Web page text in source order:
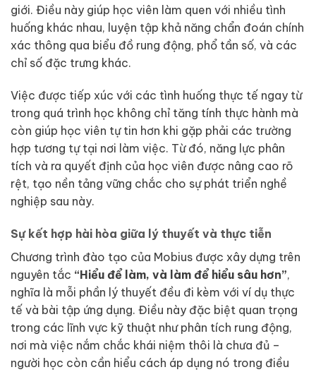
giới. Điều này giúp học viên làm quen với nhiều tình
huống khác nhau, luyện tập khả năng chẩn đoán chính
xác thông qua biểu đồ rung động, phổ tần số, và các
chỉ số đặc trưng khác.
Việc được tiếp xúc với các tình huống thực tế ngay từ
trong quá trình học không chỉ tăng tính thực hành mà
còn giúp học viên tự tin hơn khi gặp phải các trường
hợp tương tự tại nơi làm việc. Từ đó, năng lực phân
tích và ra quyết định của học viên được nâng cao rõ
rệt, tạo nền tảng vững chắc cho sự phát triển nghề
nghiệp sau này.
Sự kết hợp hài hòa giữa lý thuyết và thực tiễn
Chương trình đào tạo của Mobius được xây dựng trên
nguyên tắc “Hiểu để làm, và làm để hiểu sâu hơn”,
nghĩa là mỗi phần lý thuyết đều đi kèm với ví dụ thực
tế và bài tập ứng dụng. Điều này đặc biệt quan trọng
trong các lĩnh vực kỹ thuật như phân tích rung động,
nơi mà việc nắm chắc khái niệm thôi là chưa đủ –
người học còn cần hiểu cách áp dụng nó trong điều